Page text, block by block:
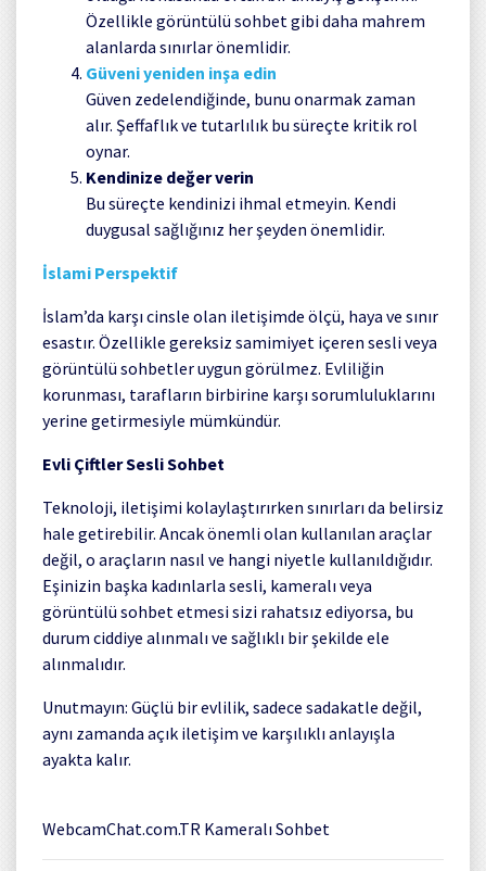
Özellikle görüntülü sohbet gibi daha mahrem
alanlarda sınırlar önemlidir.
Güveni yeniden inşa edin
Güven zedelendiğinde, bunu onarmak zaman
alır. Şeffaflık ve tutarlılık bu süreçte kritik rol
oynar.
Kendinize değer verin
Bu süreçte kendinizi ihmal etmeyin. Kendi
duygusal sağlığınız her şeyden önemlidir.
İslami Perspektif
İslam’da karşı cinsle olan iletişimde ölçü, haya ve sınır
esastır. Özellikle gereksiz samimiyet içeren sesli veya
görüntülü sohbetler uygun görülmez. Evliliğin
korunması, tarafların birbirine karşı sorumluluklarını
yerine getirmesiyle mümkündür.
Evli Çiftler Sesli Sohbet
Teknoloji, iletişimi kolaylaştırırken sınırları da belirsiz
hale getirebilir. Ancak önemli olan kullanılan araçlar
değil, o araçların nasıl ve hangi niyetle kullanıldığıdır.
Eşinizin başka kadınlarla sesli, kameralı veya
görüntülü sohbet etmesi sizi rahatsız ediyorsa, bu
durum ciddiye alınmalı ve sağlıklı bir şekilde ele
alınmalıdır.
Unutmayın: Güçlü bir evlilik, sadece sadakatle değil,
aynı zamanda açık iletişim ve karşılıklı anlayışla
ayakta kalır.
WebcamChat.com.TR Kameralı Sohbet